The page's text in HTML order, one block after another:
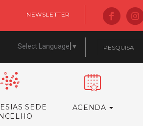
NEWSLETTER
Select Language ▼
SEDE
AGENDA